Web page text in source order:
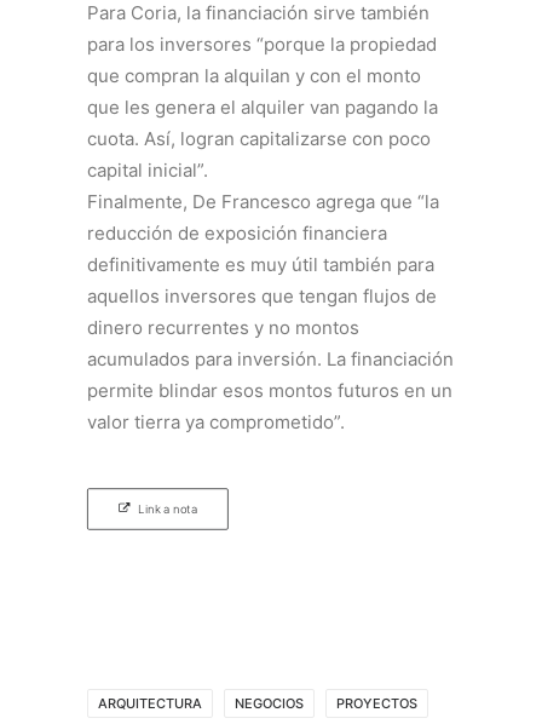
Para Coria, la financiación sirve también
para los inversores “porque la propiedad
que compran la alquilan y con el monto
que les genera el alquiler van pagando la
cuota. Así, logran capitalizarse con poco
capital inicial”.
Finalmente, De Francesco agrega que “la
reducción de exposición financiera
definitivamente es muy útil también para
aquellos inversores que tengan flujos de
dinero recurrentes y no montos
acumulados para inversión. La financiación
permite blindar esos montos futuros en un
valor tierra ya comprometido”.
Link a nota
ARQUITECTURA NEGOCIOS PROYECTOS